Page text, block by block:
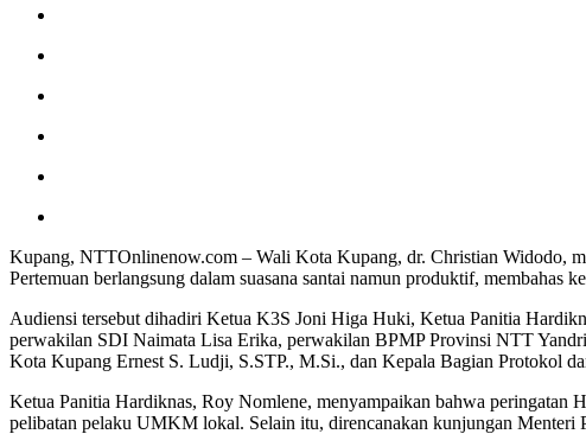
Kupang, NTTOnlinenow.com – Wali Kota Kupang, dr. Christian Widodo,
Pertemuan berlangsung dalam suasana santai namun produktif,
Audiensi tersebut dihadiri Ketua K3S Joni Higa Huki, Ketua Panitia
perwakilan SDI Naimata Lisa Erika, perwakilan BPMP Provinsi NTT
Kota Kupang Ernest S. Ludji, S.STP., M.Si., dan Kepala Bagian Protokol
Ketua Panitia Hardiknas, Roy Nomlene, menyampaikan bahwa peringatan
pelibatan pelaku UMKM lokal. Selain itu, direncanakan kunjungan